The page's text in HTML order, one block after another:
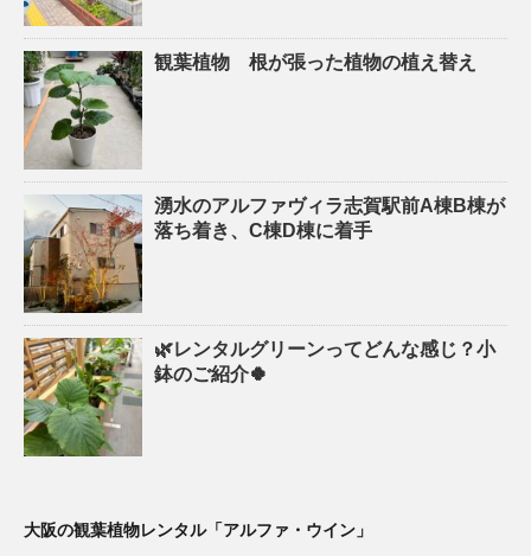
観葉植物 根が張った植物の植え替え
湧水のアルファヴィラ志賀駅前A棟B棟が
落ち着き、C棟D棟に着手
🌿レンタルグリーンってどんな感じ？小
鉢のご紹介🍀
大阪の観葉植物レンタル「アルファ・ウイン」